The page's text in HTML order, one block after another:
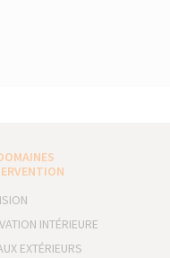
INTÉRIEURE
EXTÉRIEURS